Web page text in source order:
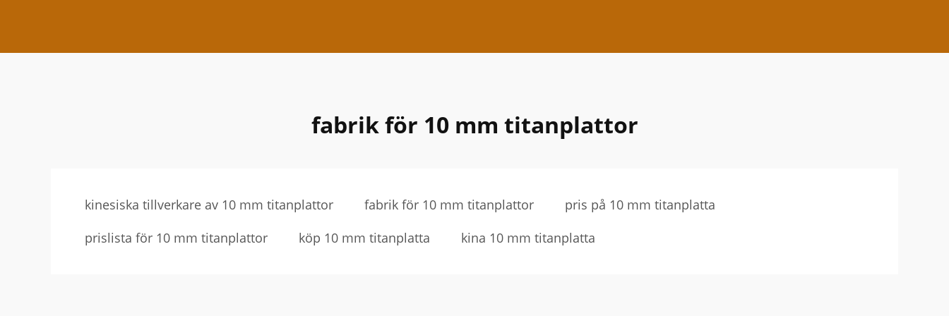
fabrik för 10 mm titanplattor
kinesiska tillverkare av 10 mm titanplattor fabrik för 10 mm titanplattor
pris på 10 mm titanplatta
prislista för 10 mm titanplattor
köp 10 mm titanplatta kina 10 mm titanplatta